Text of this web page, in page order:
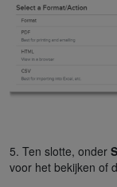
5. Ten slotte, onder
voor het bekijken of